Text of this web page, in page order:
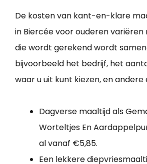
De kosten van kant-en-klare
in Biercée voor ouderen variëren
die wordt gerekend wordt
bijvoorbeeld het bedrijf, het
waar u uit kunt kiezen, en andere
Dagverse maaltijd als
Worteltjes En
al vanaf €5,85.
Een lekkere